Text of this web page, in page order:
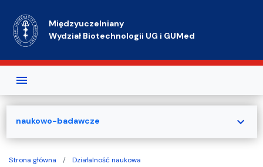
Międzyuczelniany
Wydział Biotechnologii UG i GUMed
Strona główna
Działalność naukowa
naukowo-badawcze expand_more